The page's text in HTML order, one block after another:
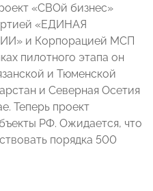
«СВОй бизнес»
«ЕДИНАЯ
и Корпорацией МСП
пилотного этапа он
и Тюменской
и Северная Осетия
Теперь проект
РФ. Ожидается, что
порядка 500